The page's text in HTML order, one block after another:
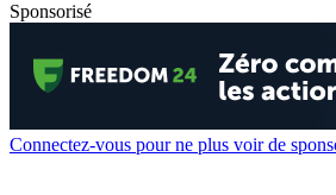
Sponsorisé
Connectez-vous pour ne plus voir de